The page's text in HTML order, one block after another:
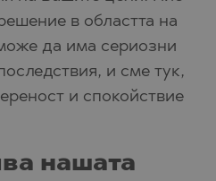
в областта на
да има сериозни
и сме тук,
и спокойствие
нашата